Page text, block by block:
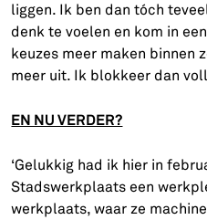
liggen. Ik ben dan tóch
denk te voelen en kom in
keuzes meer maken binnen
meer uit. Ik blokkeer dan
EN NU VERDER?
‘Gelukkig had ik hier in
Stadswerkplaats een
werkplaats, waar ze